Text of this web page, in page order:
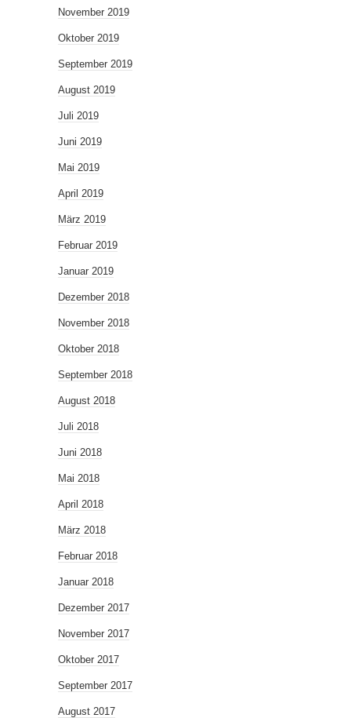
November 2019
Oktober 2019
September 2019
August 2019
Juli 2019
Juni 2019
Mai 2019
April 2019
März 2019
Februar 2019
Januar 2019
Dezember 2018
November 2018
Oktober 2018
September 2018
August 2018
Juli 2018
Juni 2018
Mai 2018
April 2018
März 2018
Februar 2018
Januar 2018
Dezember 2017
November 2017
Oktober 2017
September 2017
August 2017